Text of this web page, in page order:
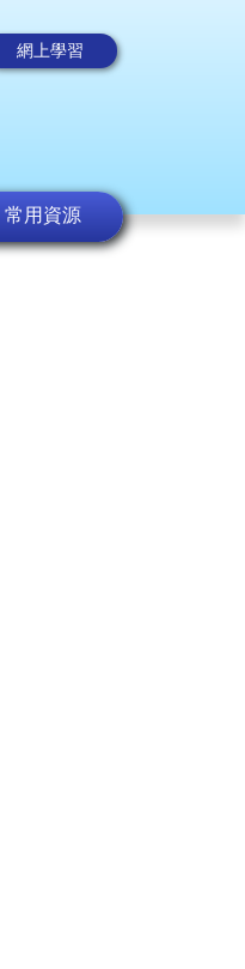
網上學習
常用資源